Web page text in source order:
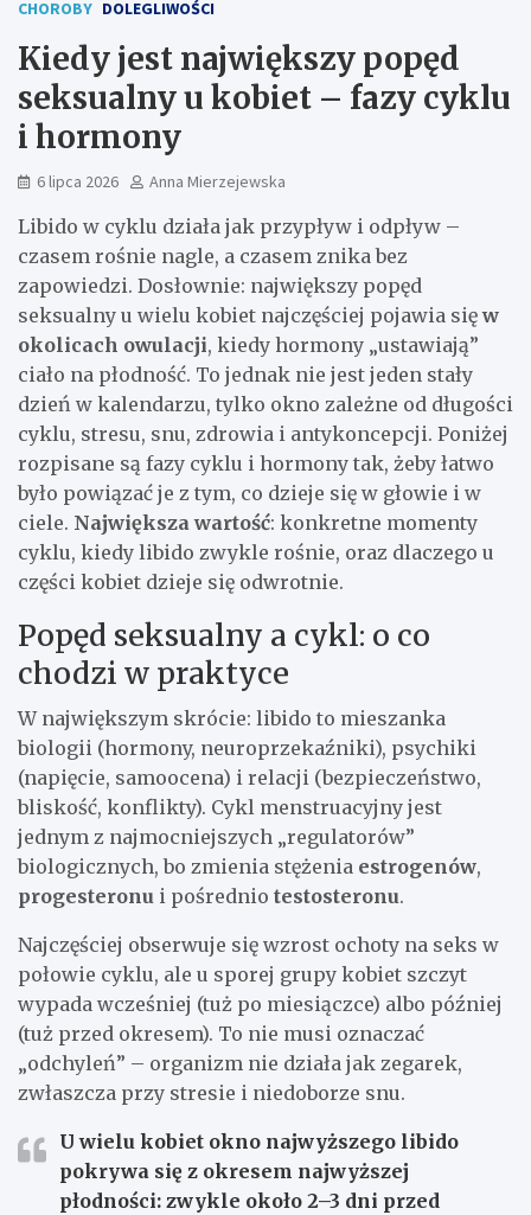
CHOROBY DOLEGLIWOŚCI
Kiedy jest największy popęd
seksualny u kobiet – fazy cyklu
i hormony
6 lipca 2026 Anna Mierzejewska
Libido w cyklu działa jak przypływ i odpływ –
czasem rośnie nagle, a czasem znika bez
zapowiedzi. Dosłownie: największy popęd
seksualny u wielu kobiet najczęściej pojawia sięw
okolicach owulacji, kiedy hormony „ustawiają”
ciało na płodność. To jednak nie jest jeden stały
dzień w kalendarzu, tylko okno zależne od długości
cyklu, stresu, snu, zdrowia i antykoncepcji. Poniżej
rozpisane są fazy cyklu i hormony tak, żeby łatwo
było powiązać je z tym, co dzieje się w głowie i w
ciele. Największa wartość: konkretne momenty
cyklu, kiedy libido zwykle rośnie, oraz dlaczego u
części kobiet dzieje się odwrotnie.
Popęd seksualny a cykl: o co
chodzi w praktyce
W największym skrócie: libido to mieszanka
biologii (hormony, neuroprzekaźniki), psychiki
(napięcie, samoocena) i relacji (bezpieczeństwo,
bliskość, konflikty). Cykl menstruacyjny jest
jednym z najmocniejszych „regulatorów”
biologicznych, bo zmienia stężenia estrogenów,
progesteronu i pośrednio testosteronu.
Najczęściej obserwuje się wzrost ochoty na seks w
połowie cyklu, ale u sporej grupy kobiet szczyt
wypada wcześniej (tuż po miesiączce) albo później
(tuż przed okresem). To nie musi oznaczać
„odchyleń” – organizm nie działa jak zegarek,
zwłaszcza przy stresie i niedoborze snu.
U wielu kobiet okno najwyższego libido
pokrywa się z okresem najwyższej
płodności: zwykle około 2–3 dni przed